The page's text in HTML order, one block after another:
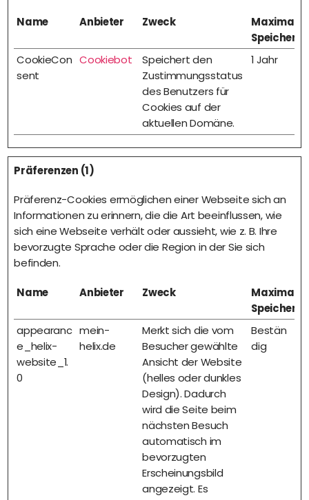
Name Anbieter Zweck
Maximale
CookieCon
sent
Cookiebot
Speichert den
Zustimmungsstatus
des Benutzers für
Cookies auf der
aktuellen Domäne.
1 Jahr
Präferenzen (1)
Präferenz-Cookies ermöglichen einer Webseite sich an
Informationen zu erinnern, die die Art beeinflussen, wie
sich eine Webseite verhält oder aussieht, wie z. B. Ihre
bevorzugte Sprache oder die Region in der Sie sich
befinden.
Name Anbieter Zweck
Maximale
appearanc
e_helix-
website_1.
0
mein-
helix.de
Merkt sich die vom
Besucher gewählte
Ansicht der Website
(helles oder dunkles
Design). Dadurch
wird die Seite beim
nächsten Besuch
automatisch im
bevorzugten
Erscheinungsbild
angezeigt. Es
Bestän
dig